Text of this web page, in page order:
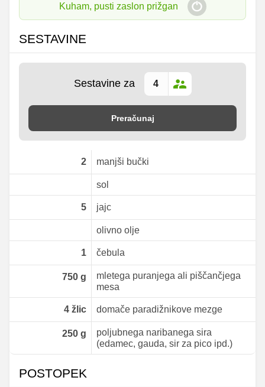
Kuham, pusti zaslon prižgan
SESTAVINE
Sestavine za
Preračunaj
2 manjši bučki
sol
5 jajc
olivno olje
1 čebula
750g
mletega puranjega ali piščančjega
mesa
4žlic domače paradižnikove mezge
250g
poljubnega naribanega sira
(edamec, gauda, sir za pico ipd.)
POSTOPEK